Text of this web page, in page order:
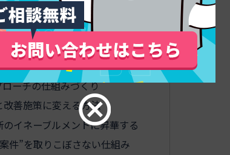
デート術
解を事前に払拭する方法
書の作り方
マーケティング活用アイデア
ーチの仕組みづくり
善施策に変える方法
イネーブルメントに昇華する
件”を取りこぼさない仕組み